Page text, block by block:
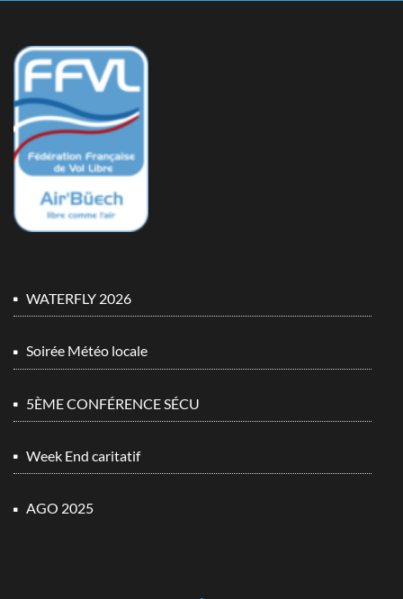
WATERFLY 2026
Soirée Météo locale
5ÈME CONFÉRENCE SÉCU
Week End caritatif
AGO 2025